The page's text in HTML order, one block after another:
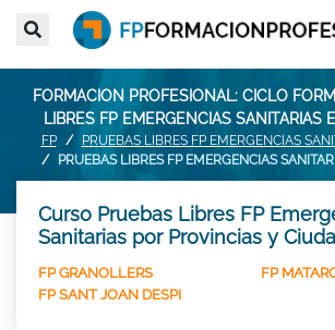
FORMACION PROFESIONAL: CICLO
LIBRES FP EMERGENCIAS SANITARIAS
FP
PRUEBAS LIBRES FP EMERGENCIAS
PRUEBAS LIBRES FP EMERGENCIAS
Curso Pruebas Libres FP
Sanitarias por Provincias y
FP GRANOLLERS
FP
FP SANT JOAN DESPI